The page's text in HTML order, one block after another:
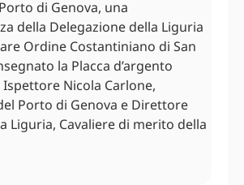
di Genova, una
della Delegazione della Liguria
Ordine Costantiniano di San
la Placca d’argento
Ispettore Nicola Carlone,
Porto di Genova e Direttore
Liguria, Cavaliere di merito della